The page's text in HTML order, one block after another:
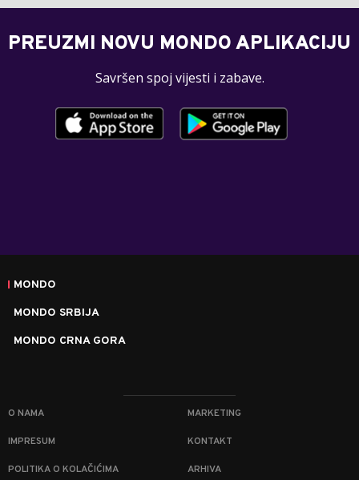
PREUZMI NOVU MONDO APLIKACIJU
Savršen spoj vijesti i zabave.
MONDO
MONDO SRBIJA
MONDO CRNA GORA
O NAMA MARKETING
IMPRESUM KONTAKT
POLITIKA O KOLAČIĆIMA ARHIVA